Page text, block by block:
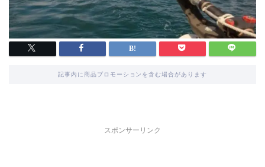
記事内に商品プロモーションを含む場合があります
スポンサーリンク